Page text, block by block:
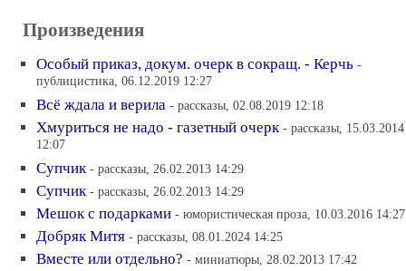
Произведения
Особый приказ, докум. очерк в сокращ. - Керчь -
публицистика, 06.12.2019 12:27
Всё ждала и верила - рассказы, 02.08.2019 12:18
Хмуриться не надо - газетный очерк - рассказы, 15.03.2014
12:07
Супчик - рассказы, 26.02.2013 14:29
Супчик - рассказы, 26.02.2013 14:29
Мешок с подарками - юмористическая проза, 10.03.2016 14:27
Добряк Митя - рассказы, 08.01.2024 14:25
Вместе или отдельно? - миниатюры, 28.02.2013 17:42